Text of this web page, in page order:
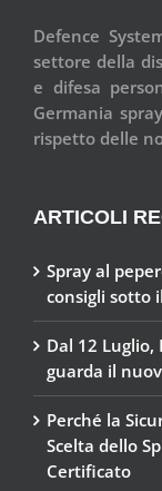
Defence
settore della
e difesa
Germania
rispetto delle
ARTICOLI
Spray al
consigli sotto
Dal 12 Luglio,
guarda il
Perché la
Scelta dello
Certificato